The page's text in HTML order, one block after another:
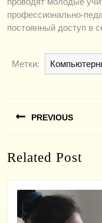
профессионально-
постоянный доступ в
Метки:
по
PREVIOUS
post:
Related Post